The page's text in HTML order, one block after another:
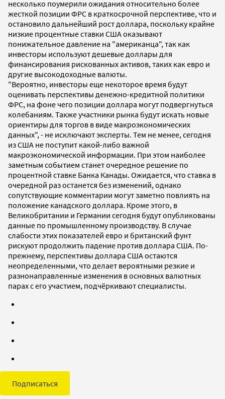
несколько поумерили ожидания относительно более
жесткой позиции ФРС в краткосрочной перспективе, что и
остановило дальнейший рост доллара, поскольку крайне
низкие процентные ставки США оказывают
понижательное давление на "американца", так как
инвесторы используют дешевые доллары для
финансирования рискованных активов, таких как евро и
другие высокодоходные валюты.
"Вероятно, инвесторы еще некоторое время будут
оценивать перспективы денежно-кредитной политики
ФРС, на фоне чего позиции доллара могут подвергнуться
колебаниям. Также участники рынка будут искать новые
ориентиры для торгов в виде макроэкономических
данных", - не исключают эксперты. Тем не менее, сегодня
из США не поступит какой-либо важной
макроэкономической информации. При этом наиболее
заметным событием станет очередное решение по
процентной ставке Банка Канады. Ожидается, что ставка в
очередной раз останется без изменений, однако
сопутствующие комментарии могут заметно повлиять на
положение канадского доллара. Кроме этого, в
Великобритании и Германии сегодня будут опубликованы
данные по промышленному производству. В случае
слабости этих показателей евро и британский фунт
рискуют продолжить падение против доллара США. По-
прежнему, перспективы доллара США остаются
неопределенными, что делает вероятными резкие и
разнонаправленные изменения в основных валютных
парах с его участием, подчёркивают специалисты.
Подписаться